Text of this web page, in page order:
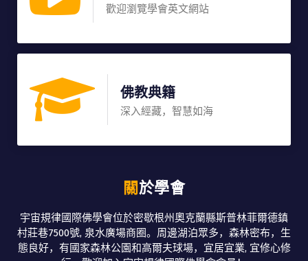
歡迎瀏覽學會英文網站
佛教典籍
深入經藏，智慧如海
關於學會
宇宙規律國際佛學會位於密歇根州奧克蘭縣斯普林菲爾德鎮
村莊巷7500號, 泉水廣場商圈。周邊湖泊眾多，森林密布，生
態良好，有國家森林公園和高爾夫球場，宜居宜業, 宜修心修